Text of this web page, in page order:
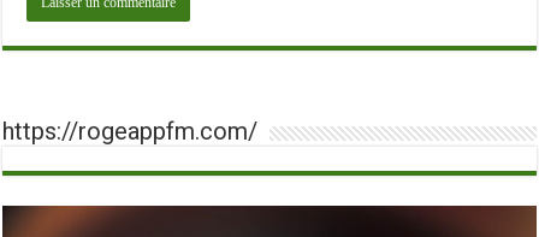
https://rogeappfm.com/